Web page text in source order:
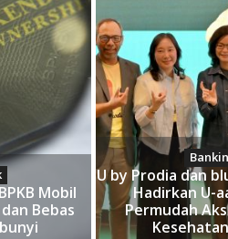
Mobil
Bebas
U by Prodia dan
Hadirkan U-
Permudah